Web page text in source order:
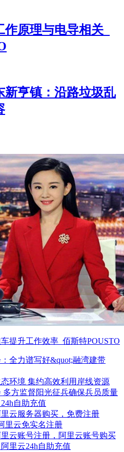
原理与电导相关_
新亨镇：沿路垃圾乱
提升工作效率_佰斯特POUSTO
全力谱写好&quot;融湾建带
环境 集约高效利用岸线资源
方监督阳光征兵确保兵员质量
自助充值
云服务器购买，免费注册
里云免实名注册
云账号注册，阿里云账号购买
里云24h自助充值